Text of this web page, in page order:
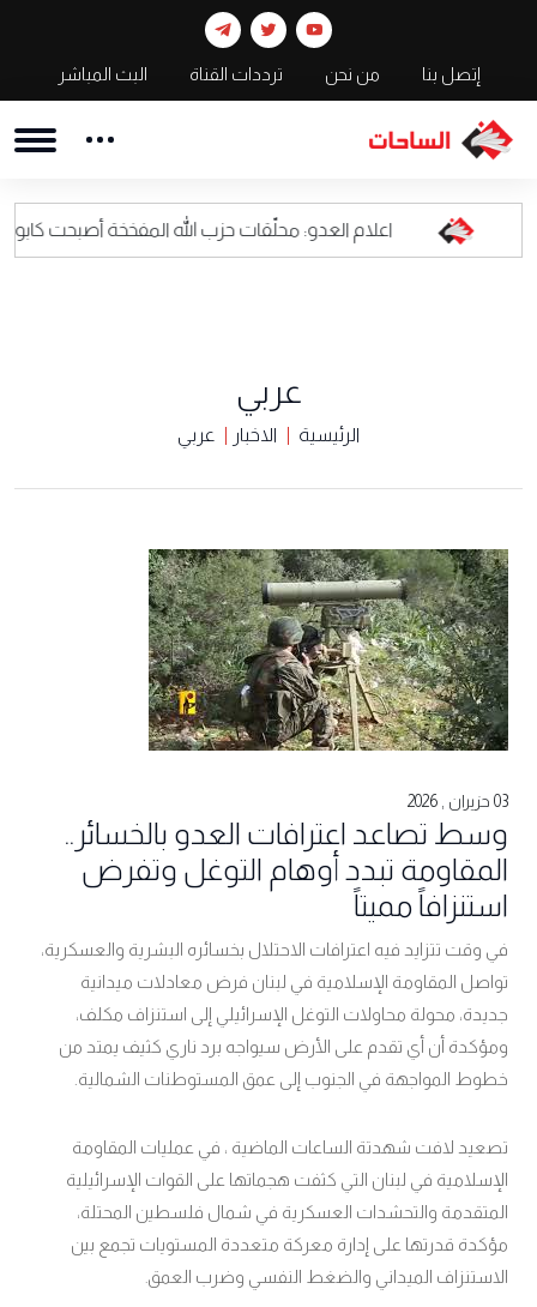
إتصل بنا من نحن ترددات القناة البث المباشر
اعلام العدو: محلّقات حزب الله المفخخة أصبحت كابوسا للقيادة
عربي
الرئيسية الاخبار عربي
03 حزيران , 2026
وسط تصاعد اعترافات العدو بالخسائر..
المقاومة تبدد أوهام التوغل وتفرض
استنزافاً مميتاً
في وقت تتزايد فيه اعترافات الاحتلال بخسائره البشرية والعسكرية،
تواصل المقاومة الإسلامية في لبنان فرض معادلات ميدانية
جديدة، محولة محاولات التوغل الإسرائيلي إلى استنزاف مكلف،
ومؤكدة أن أي تقدم على الأرض سيواجه برد ناري كثيف يمتد من
خطوط المواجهة في الجنوب إلى عمق المستوطنات الشمالية.
تصعيد لافت شهدتة الساعات الماضية ، في عمليات المقاومة
الإسلامية في لبنان التي كثفت هجماتها على القوات الإسرائيلية
المتقدمة والتحشدات العسكرية في شمال فلسطين المحتلة،
مؤكدة قدرتها على إدارة معركة متعددة المستويات تجمع بين
الاستنزاف الميداني والضغط النفسي وضرب العمق.